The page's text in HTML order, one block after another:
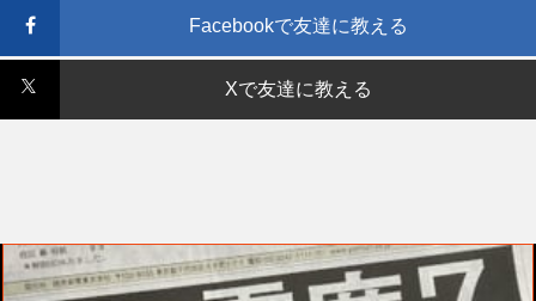
Facebookで友達に教える
Xで友達に教える